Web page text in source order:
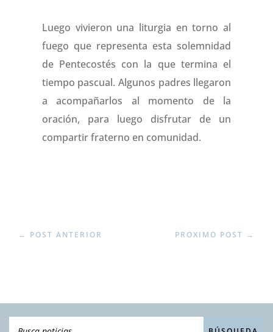
Luego vivieron una liturgia en torno al
fuego que representa esta solemnidad
de Pentecostés con la que termina el
tiempo pascual. Algunos padres llegaron
a acompañarlos al momento de la
oración, para luego disfrutar de un
compartir fraterno en comunidad.
← POST ANTERIOR PROXIMO POST →